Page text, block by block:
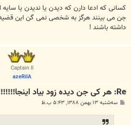
ت
کسانی که ادعا دارن که دیدن یا ندیدن یا
جن می بینند هرگز به شخصی نمی گن این قضیه
داشته باشند !
Captain II
azeRilA
Re: هر کی جن دیده زود بیاد اینجا!!!!!!!!!!!!!!!!!!!
پ سه‌شنبه ۱۳ بهمن ۱۳۸۸, ۵:۴۳ ب.ظ